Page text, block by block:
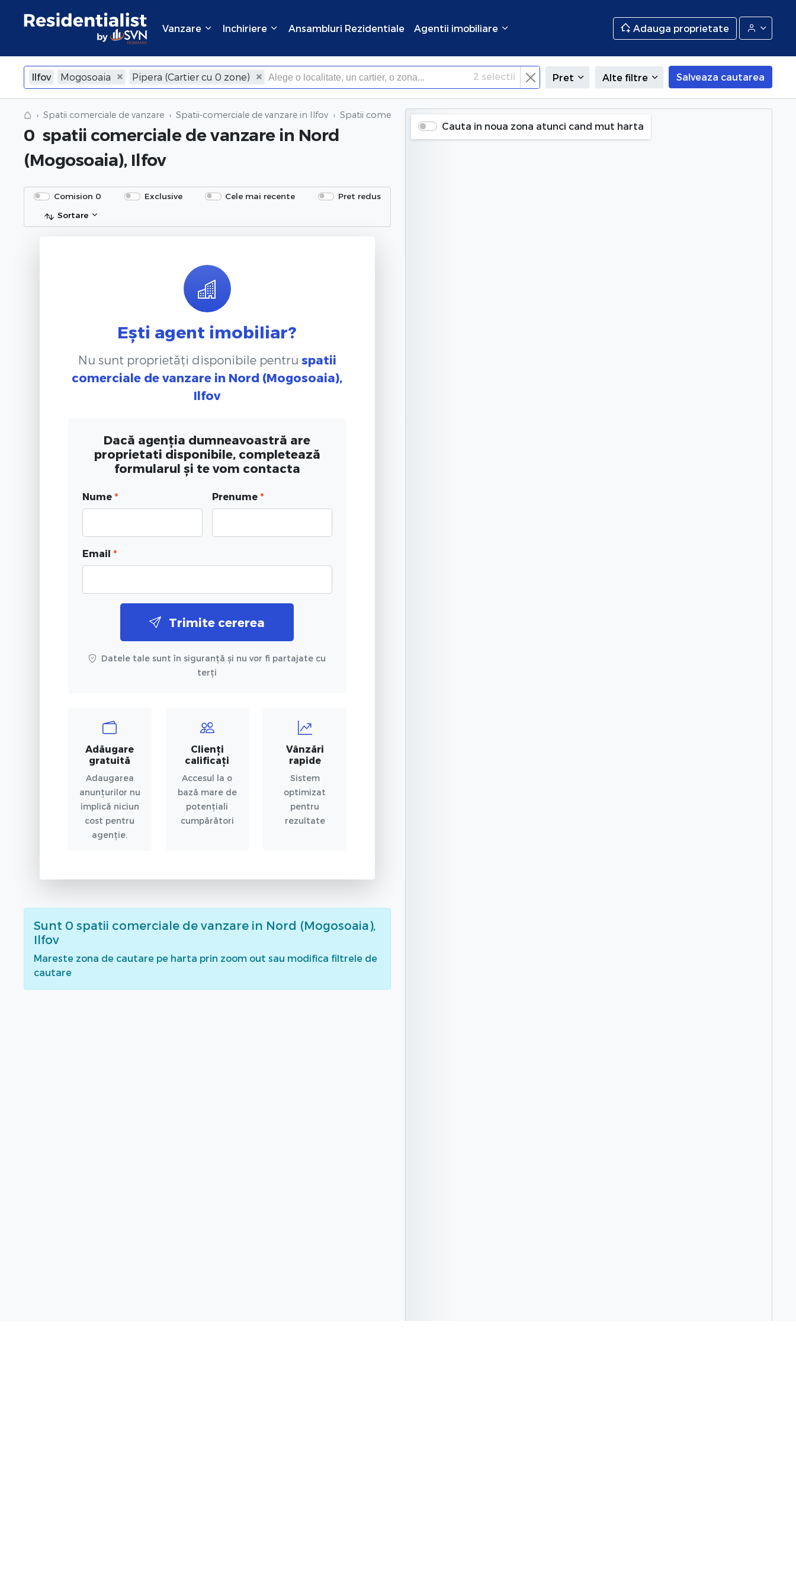
Vanzare Inchiriere Ansambluri Rezidentiale Agentii imobiliare Adauga proprietate
Ilfov Mogosoaia Pipera (Cartier cu 0 zone)
×Inchide
2 selectii Pret Alte filtre Salveaza cautarea
⌂ Spatii comerciale de vanzare Spatii-comerciale de vanzare in Ilfov Spatii comerciale de vanzare
0 spatii comerciale de vanzare in Nord
(Mogosoaia), Ilfov
Comision 0 Exclusive Cele mai recente
Pret redus
Sortare
Ești agent imobiliar?
Nu sunt proprietăți disponibile pentru spatii
comerciale de vanzare in Nord (Mogosoaia),
Ilfov
Dacă agenția dumneavoastră are
proprietati disponibile, completează
formularul și te vom contacta
Nume * Prenume *
Email *
Trimite cererea
Datele tale sunt în siguranță și nu vor fi partajate cu
terți
Adăugare
gratuită
Adaugarea
anunțurilor nu
implică niciun
cost pentru
agenție.
Clienți
calificați
Accesul la o
bază mare de
potențiali
cumpărători
Vânzări
rapide
Sistem
optimizat
pentru
rezultate
Sunt 0 spatii comerciale de vanzare in Nord (Mogosoaia),
Ilfov
Mareste zona de cautare pe harta prin zoom out sau modifica filtrele de
cautare
Cauta in noua zona atunci cand mut harta